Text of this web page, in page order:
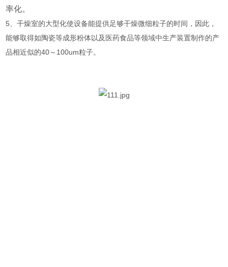
率化。
5、干燥室的大型化使设备能提供足够干燥微细粒子的时间，因此，
能够取得如陶瓷等成形粉体以及医药食品等领域中生产装置制作的产
品相近似的40～100um粒子。